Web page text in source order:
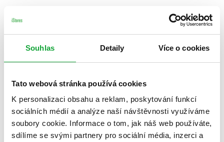
Souhlas Detaily Více o cookies
Tato webová stránka používá cookies
K personalizaci obsahu a reklam, poskytování funkcí
sociálních médií a analýze naší návštěvnosti využíváme
soubory cookie. Informace o tom, jak náš web používáte,
sdílíme se svými partnery pro sociální média, inzerci a